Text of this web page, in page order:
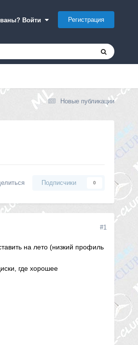
Войти Регистрация
Новые публикации
Подписчики 0
#1
на лето (низкий профиль
где хорошее